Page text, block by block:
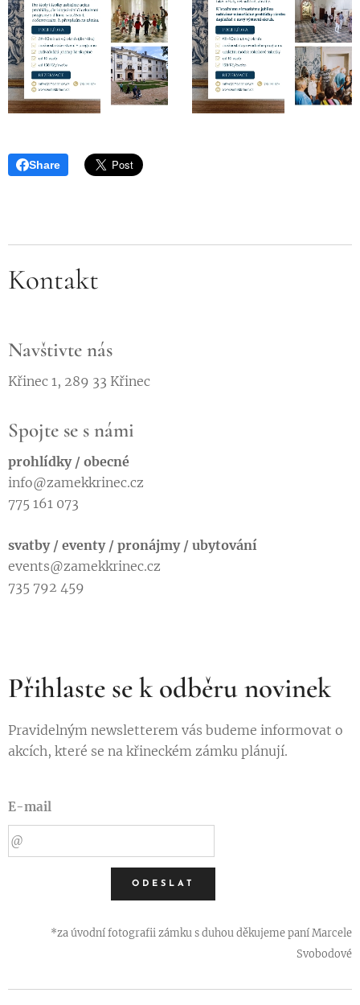
Share
Kontakt
Navštivte nás
Křinec 1, 289 33 Křinec
Spojte se s námi
prohlídky / obecné
info@zamekkrinec.cz
775 161 073
svatby / eventy / pronájmy / ubytování
events@zamekkrinec.cz
735 792 459
Přihlaste se k odběru novinek
Pravidelným newsletterem vás budeme informovat o
akcích, které se na křineckém zámku plánují.
E-mail
ODESLAT
*za úvodní fotografii zámku s duhou děkujeme paní Marcele
Svobodové